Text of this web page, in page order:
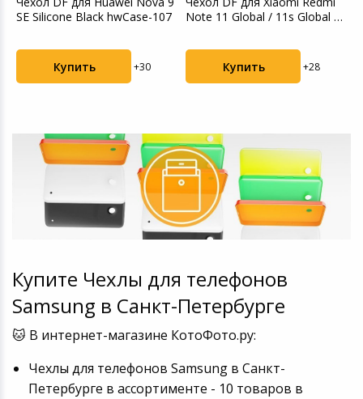
SE Silicone Black hwCase-107
Купить +30
Note 11 Global / 11s Global с
Купить +28
Купите Чехлы для телефонов
Samsung в Санкт-Петербурге
🐱 В интернет-магазине КотоФото.ру:
Чехлы для телефонов Samsung в Санкт-
Петербурге в ассортименте - 10 товаров в